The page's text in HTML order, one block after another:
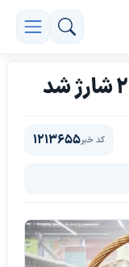
کد خبر1213655